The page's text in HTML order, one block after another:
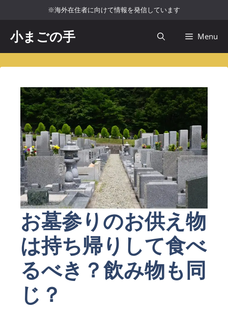
ツ
へ
※海外在住者に向けて情報を発信しています
小まごの手 Menu
お墓参りのお供え物
は持ち帰りして食べ
るべき？飲み物も同
じ？